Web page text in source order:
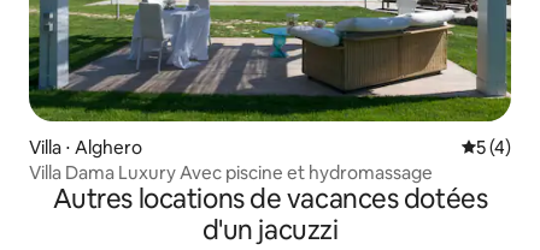
Villa ⋅ Alghero
5 (4)
Villa Dama Luxury Avec piscine et hydromassage
Autres locations de vacances dotées
d'un jacuzzi